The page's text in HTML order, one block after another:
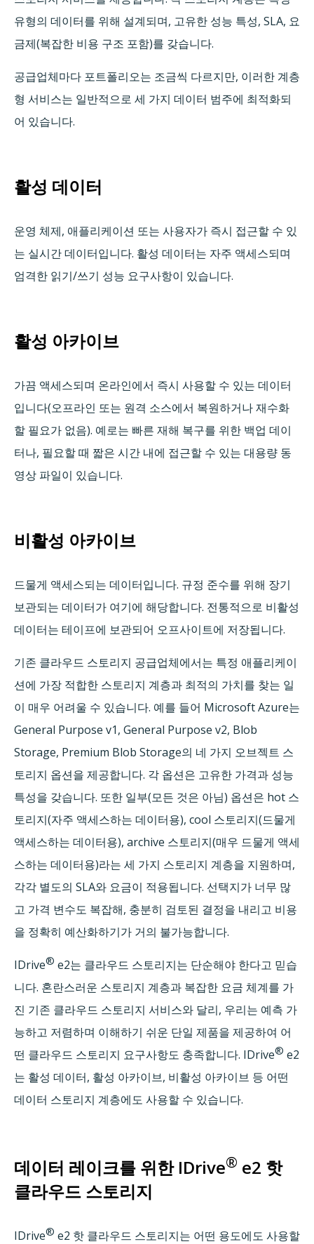
유형의 데이터를 위해 설계되며, 고유한 성능 특성, SLA, 요
금제(복잡한 비용 구조 포함)를 갖습니다.
공급업체마다 포트폴리오는 조금씩 다르지만, 이러한 계층
형 서비스는 일반적으로 세 가지 데이터 범주에 최적화되
어 있습니다.
활성 데이터
운영 체제, 애플리케이션 또는 사용자가 즉시 접근할 수 있
는 실시간 데이터입니다. 활성 데이터는 자주 액세스되며
엄격한 읽기/쓰기 성능 요구사항이 있습니다.
활성 아카이브
가끔 액세스되며 온라인에서 즉시 사용할 수 있는 데이터
입니다(오프라인 또는 원격 소스에서 복원하거나 재수화
할 필요가 없음). 예로는 빠른 재해 복구를 위한 백업 데이
터나, 필요할 때 짧은 시간 내에 접근할 수 있는 대용량 동
영상 파일이 있습니다.
비활성 아카이브
드물게 액세스되는 데이터입니다. 규정 준수를 위해 장기
보관되는 데이터가 여기에 해당합니다. 전통적으로 비활성
데이터는 테이프에 보관되어 오프사이트에 저장됩니다.
기존 클라우드 스토리지 공급업체에서는 특정 애플리케이
션에 가장 적합한 스토리지 계층과 최적의 가치를 찾는 일
이 매우 어려울 수 있습니다. 예를 들어 Microsoft Azure는
General Purpose v1, General Purpose v2, Blob
Storage, Premium Blob Storage의 네 가지 오브젝트 스
토리지 옵션을 제공합니다. 각 옵션은 고유한 가격과 성능
특성을 갖습니다. 또한 일부(모든 것은 아님) 옵션은 hot 스
토리지(자주 액세스하는 데이터용), cool 스토리지(드물게
액세스하는 데이터용), archive 스토리지(매우 드물게 액세
스하는 데이터용)라는 세 가지 스토리지 계층을 지원하며,
각각 별도의 SLA와 요금이 적용됩니다. 선택지가 너무 많
고 가격 변수도 복잡해, 충분히 검토된 결정을 내리고 비용
을 정확히 예산화하기가 거의 불가능합니다.
IDrive® e2는 클라우드 스토리지는 단순해야 한다고 믿습
니다. 혼란스러운 스토리지 계층과 복잡한 요금 체계를 가
진 기존 클라우드 스토리지 서비스와 달리, 우리는 예측 가
능하고 저렴하며 이해하기 쉬운 단일 제품을 제공하여 어
떤 클라우드 스토리지 요구사항도 충족합니다. IDrive® e2
는 활성 데이터, 활성 아카이브, 비활성 아카이브 등 어떤
데이터 스토리지 계층에도 사용할 수 있습니다.
데이터 레이크를 위한 IDrive® e2 핫
클라우드 스토리지
IDrive® e2 핫 클라우드 스토리지는 어떤 용도에도 사용할